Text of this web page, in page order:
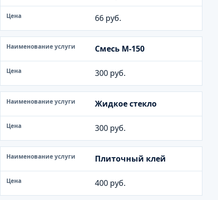
66 руб.
Смесь М-150
300 руб.
Жидкое стекло
300 руб.
Плиточный клей
400 руб.